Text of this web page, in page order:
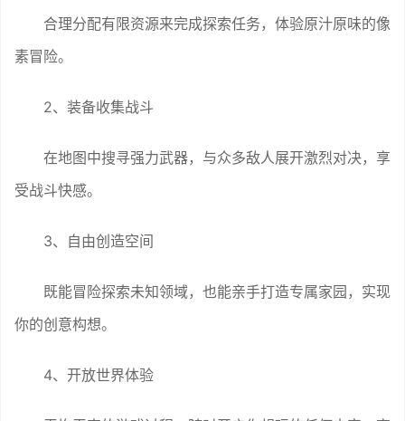
合理分配有限资源来完成探索任务，体验原汁原味的像
素冒险。
2、装备收集战斗
在地图中搜寻强力武器，与众多敌人展开激烈对决，享
受战斗快感。
3、自由创造空间
既能冒险探索未知领域，也能亲手打造专属家园，实现
你的创意构想。
4、开放世界体验